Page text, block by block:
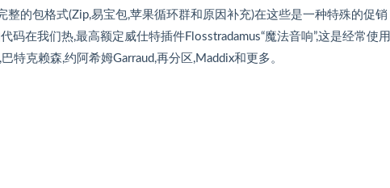
的包格式(Zip,易宝包,苹果循环群和原因补充)在这些是一种特殊的促销
在我们热,最高额定威仕特插件Flosstradamus“魔法音响”,这是经常使用
特克赖森,约阿希姆Garraud,再分区,Maddix和更多。